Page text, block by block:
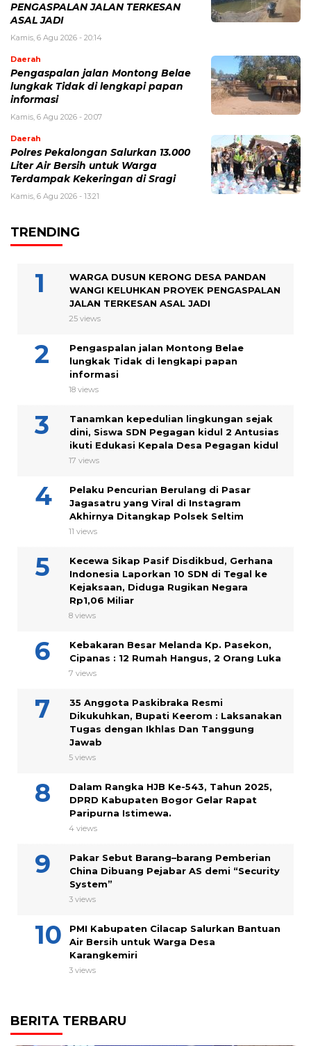
PENGASPALAN JALAN TERKESAN
ASAL JADI
Kamis, 6 Agu 2026 - 20:14
Daerah
Pengaspalan jalan Montong Belae
lungkak Tidak di lengkapi papan
informasi
Kamis, 6 Agu 2026 - 20:07
Daerah
Polres Pekalongan Salurkan 13.000
Liter Air Bersih untuk Warga
Terdampak Kekeringan di Sragi
Kamis, 6 Agu 2026 - 13:21
TRENDING
WARGA DUSUN KERONG DESA PANDAN
WANGI KELUHKAN PROYEK PENGASPALAN
JALAN TERKESAN ASAL JADI
25 views
Pengaspalan jalan Montong Belae
lungkak Tidak di lengkapi papan
informasi
18 views
Tanamkan kepedulian lingkungan sejak
dini, Siswa SDN Pegagan kidul 2 Antusias
ikuti Edukasi Kepala Desa Pegagan kidul
17 views
Pelaku Pencurian Berulang di Pasar
Jagasatru yang Viral di Instagram
Akhirnya Ditangkap Polsek Seltim
11 views
Kecewa Sikap Pasif Disdikbud, Gerhana
Indonesia Laporkan 10 SDN di Tegal ke
Kejaksaan, Diduga Rugikan Negara
Rp1,06 Miliar
8 views
Kebakaran Besar Melanda Kp. Pasekon,
Cipanas : 12 Rumah Hangus, 2 Orang Luka
7 views
35 Anggota Paskibraka Resmi
Dikukuhkan, Bupati Keerom : Laksanakan
Tugas dengan Ikhlas Dan Tanggung
Jawab
5 views
Dalam Rangka HJB Ke-543, Tahun 2025,
DPRD Kabupaten Bogor Gelar Rapat
Paripurna Istimewa.
4 views
Pakar Sebut Barang–barang Pemberian
China Dibuang Pejabar AS demi “Security
System”
3 views
PMI Kabupaten Cilacap Salurkan Bantuan
Air Bersih untuk Warga Desa
Karangkemiri
3 views
BERITA TERBARU